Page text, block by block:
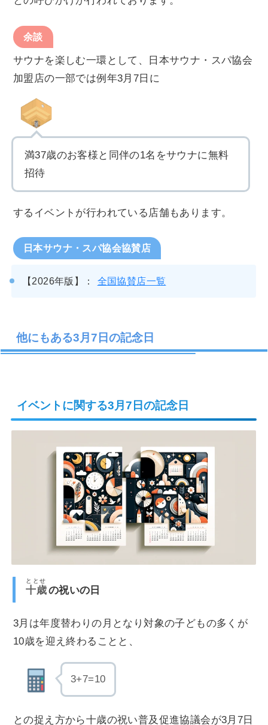
余談
サウナを楽しむ一環として、日本サウナ・スパ協会
加盟店の一部では例年3月7日に
満37歳のお客様と同伴の1名をサウナに無料
招待
するイベントが行われている店舗もあります。
日本サウナ・スパ協会協賛店
全国協賛店一覧
他にもある3月7日の記念日
イベントに関する3月7日の記念日
十歳
ととせ
の祝いの日
3月は年度替わりの月となり対象の子どもの多くが
10歳を迎え終わることと、
3+7=10
との捉え方から十歳の祝い普及促進協議会が3月7日